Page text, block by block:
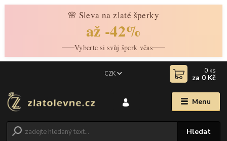
🌸 Sleva na zlaté šperky
až -42%
Vyberte si svůj šperk včas
Menu
CZK
Hledat
0 ks
za 0 Kč